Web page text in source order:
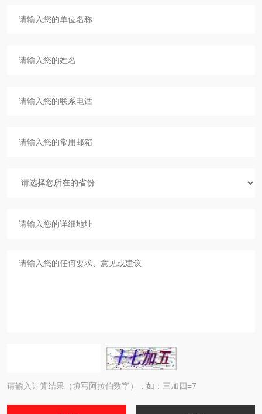
请输入计算结果（填写阿拉伯数字），如：三加四=7